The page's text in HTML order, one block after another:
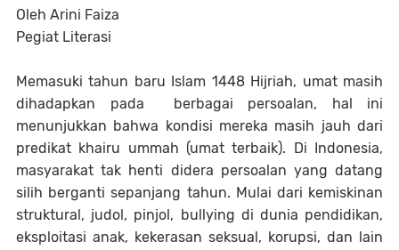
Oleh Arini Faiza
Pegiat Literasi
Memasuki tahun baru Islam 1448 Hijriah, umat masih
dihadapkan pada berbagai persoalan, hal ini
menunjukkan bahwa kondisi mereka masih jauh dari
predikat khairu ummah (umat terbaik). Di Indonesia,
masyarakat tak henti didera persoalan yang datang
silih berganti sepanjang tahun. Mulai dari kemiskinan
struktural, judol, pinjol, bullying di dunia pendidikan,
eksploitasi anak, kekerasan seksual, korupsi, dan lain